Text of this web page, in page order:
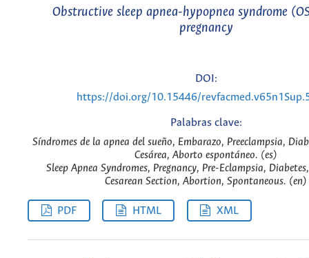
Obstructive sleep apnea-hypopnea syndrome
pregnancy
DOI:
https://doi.org/10.15446/
Palabras clave:
Síndromes de la apnea del sueño, Embarazo, Preeclampsia,
Cesárea, Aborto espontáneo. (es)
Sleep Apnea Syndromes, Pregnancy, Pre-Eclampsia,
Cesarean Section, Abortion, Spontaneous. (en)
PDF HTML XML